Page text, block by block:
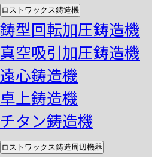
ロストワックス鋳造機
鋳型回転加圧鋳造機
真空吸引加圧鋳造機
遠心鋳造機
卓上鋳造機
チタン鋳造機
ロストワックス鋳造周辺機器
PURCHASE
ご購入までの
step
1 機種選定
お客様ご希望